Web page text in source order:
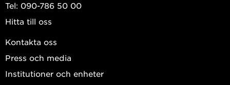
Har tidigare spelat ishockey, jobbat som talangscout på
NHL-nivå samt spelarutvecklare med spelare från U16 -
NHL.
Tel: 090-786 50 00
Hitta till oss
Kontakta oss
Press och media
Institutioner och enheter